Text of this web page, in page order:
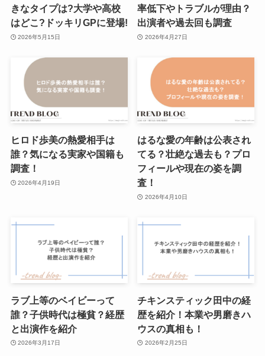
きなタイプは?大学や高校
はどこ?ドッキリGPに登場!
2026年5月15日
率低下やトラブルが理由？
出演者や過去回も調査
2026年4月27日
ヒロド歩美の熱愛相手は
誰？気になる実家や国籍も
調査！
2026年4月19日
はるな愛の年齢は公表され
てる？壮絶な過去も？プロ
フィールや現在の姿を調
査！
2026年4月10日
ラブ上等のベイビーって
誰？子供時代は極貧？経歴
と出演作を紹介
2026年3月17日
チキンスティック田中の経
歴を紹介！本業や男磨きハ
ウスの真相も！
2026年2月25日